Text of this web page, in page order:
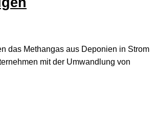
das Methangas aus Deponien in Strom
mit der Umwandlung von